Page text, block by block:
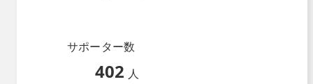
サポーター数
402 人